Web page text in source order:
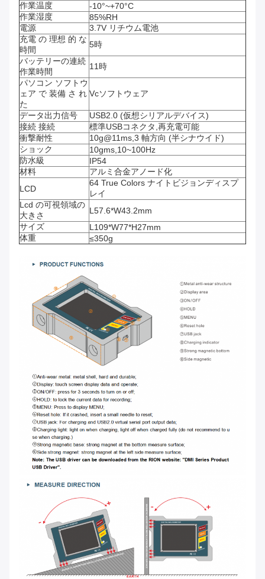
作業温度
-10°~+70°C
作業湿度
85%RH
電源
3.7V リチウム電池
充電 の 理想 的 な
時間
5時
バッテリーの連続
作業時間
11時
パソコン ソフトウ
ェア で 装備 さ れ
た
Vcソフトウェア
データ出力信号
USB2.0 (仮想シリアルデバイス)
接続 接続
標準USBコネクタ,再充電可能
衝撃耐性
10g@11ms,3 軸方向 (半シナウイド)
ショック
10gms,10~100Hz
防水級
IP54
材料
アルミ合金アノード化
LCD
64 True Colors ナイトビジョンディスプ
レイ
Lcd の可視領域の
大きさ
L57.6*W43.2mm
サイズ
L109*W77*H27mm
体重
≤350g